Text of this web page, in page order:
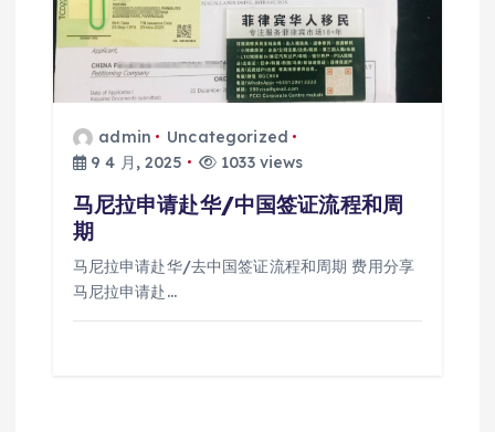
admin
Uncategorized
9 4 月, 2025
1033 views
马尼拉申请赴华/中国签证流程和周
期
马尼拉申请赴华/去中国签证流程和周期 费用分享
马尼拉申请赴…